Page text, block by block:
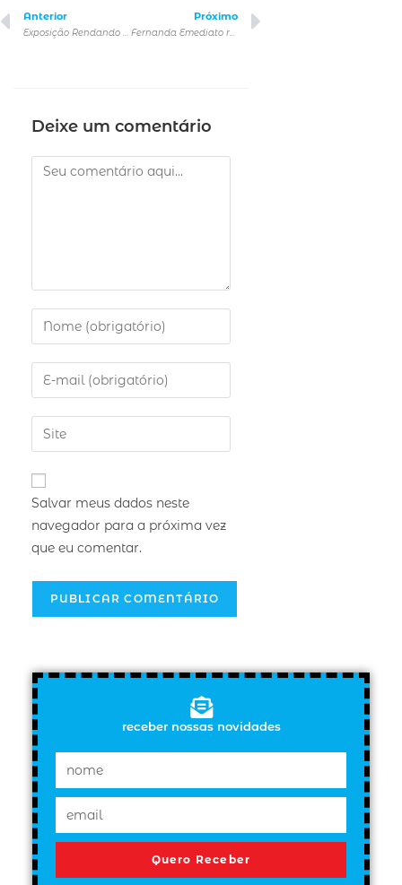
Anterior Próximo
Fernanda Emediato realiza série de eventos em São Paulo com distribuição gratuita de livro e atividades literárias
Deixe um comentário
Salvar meus dados neste
navegador para a próxima vez
que eu comentar.
receber nossas novidades
Quero Receber